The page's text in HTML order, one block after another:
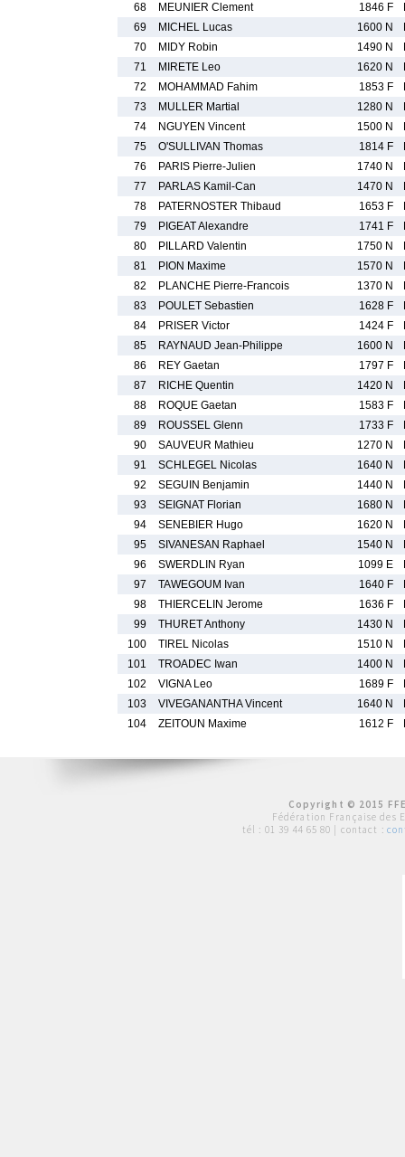
68
MEUNIER Clement 1846 F
69
MICHEL Lucas 1600 N
70
MIDY Robin 1490 N
71
MIRETE Leo 1620 N
72
MOHAMMAD Fahim 1853 F
73
MULLER Martial 1280 N
74
NGUYEN Vincent 1500 N
75
O'SULLIVAN Thomas 1814 F
76
PARIS Pierre-Julien 1740 N
77
PARLAS Kamil-Can 1470 N
78
PATERNOSTER Thibaud 1653 F
79
PIGEAT Alexandre 1741 F
80
PILLARD Valentin 1750 N
81
PION Maxime 1570 N
82
PLANCHE Pierre-Francois 1370 N
83
POULET Sebastien 1628 F
84
PRISER Victor 1424 F
85
RAYNAUD Jean-Philippe 1600 N
86
REY Gaetan 1797 F
87
RICHE Quentin 1420 N
88
ROQUE Gaetan 1583 F
89
ROUSSEL Glenn 1733 F
90
SAUVEUR Mathieu 1270 N
91
SCHLEGEL Nicolas 1640 N
92
SEGUIN Benjamin 1440 N
93
SEIGNAT Florian 1680 N
94
SENEBIER Hugo 1620 N
95
SIVANESAN Raphael 1540 N
96
SWERDLIN Ryan 1099 E
97
TAWEGOUM Ivan 1640 F
98
THIERCELIN Jerome 1636 F
99
THURET Anthony 1430 N
100
TIREL Nicolas 1510 N
101
TROADEC Iwan 1400 N
102
VIGNA Leo 1689 F
103
VIVEGANANTHA Vincent 1640 N
104
ZEITOUN Maxime 1612 F
Copyright © 2015
Fédération Française des
tél : 01 39 44 65 80 | contact :